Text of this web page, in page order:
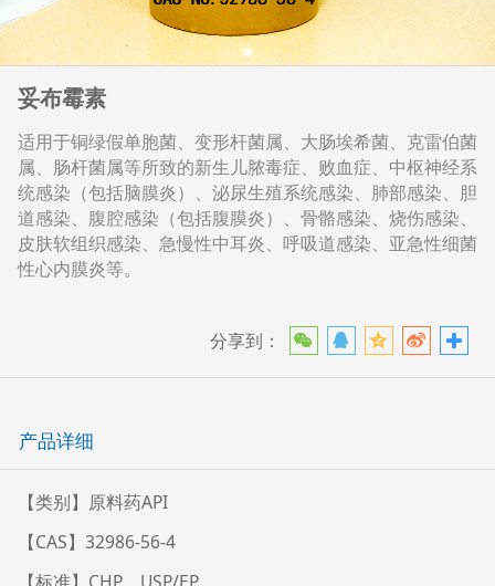
妥布霉素
适用于铜绿假单胞菌、变形杆菌属、大肠埃希菌、克雷伯菌
属、肠杆菌属等所致的新生儿脓毒症、败血症、中枢神经系
统感染（包括脑膜炎）、泌尿生殖系统感染、肺部感染、胆
道感染、腹腔感染（包括腹膜炎）、骨骼感染、烧伤感染、
皮肤软组织感染、急慢性中耳炎、呼吸道感染、亚急性细菌
性心内膜炎等。
分享到：
产品详细
【类别】原料药API
【CAS】32986-56-4